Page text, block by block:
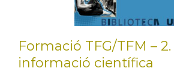
informació
científica
Formació TFG/TFM –
informació científica